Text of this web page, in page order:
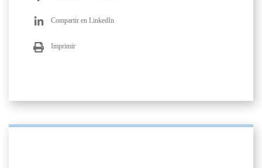
Compartir en LinkedIn
Imprimir